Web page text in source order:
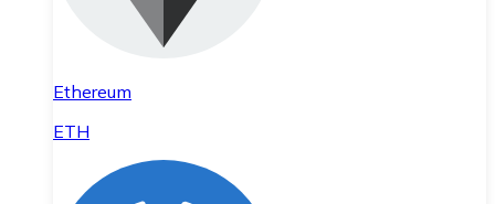
Ethereum
ETH